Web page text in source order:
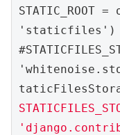
STATIC_ROOT
'staticfiles')